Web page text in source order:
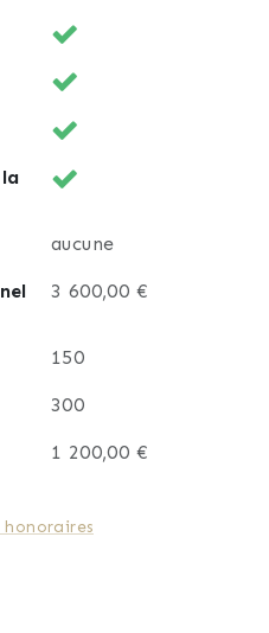
aucune
3 600,00 €
150
300
1 200,00 €